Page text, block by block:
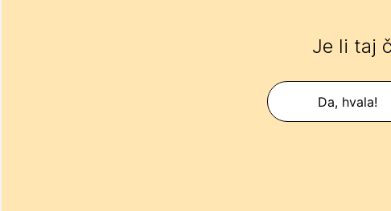
Je li taj
Da, hvala!